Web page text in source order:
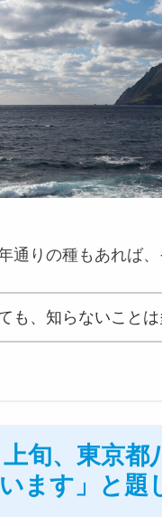
通りの種もあれば、
も、知らないこと
旬、東京都
ます」と題